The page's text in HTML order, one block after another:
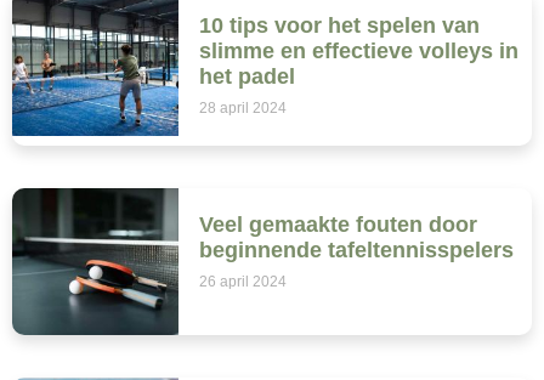
10 tips voor het spelen van
slimme en effectieve volleys in
het padel
28 april 2024
Veel gemaakte fouten door
beginnende tafeltennisspelers
26 april 2024